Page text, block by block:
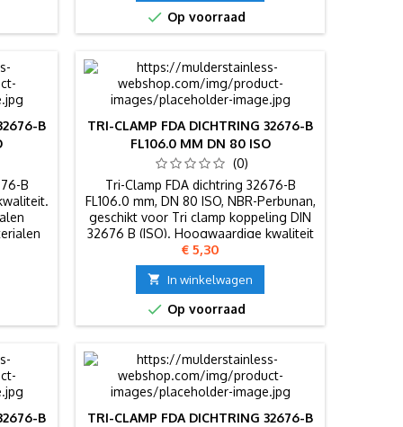
 Op voorraad
B
B
TRI-CLAMP FDA DICHTRING 32676-B
FL106.0 MM DN 80 ISO
(0)
Tri-Clamp FDA dichtring 32676-B
FL106.0 mm, DN 80 ISO, NBR-Perbunan,
geschikt voor Tri clamp koppeling DIN
32676 B (ISO). Hoogwaardige kwaliteit
en maatvast.
Prijs
€ 5,30
 In winkelwagen
 Op voorraad
B
TRI-CLAMP FDA DICHTRING 32676-B